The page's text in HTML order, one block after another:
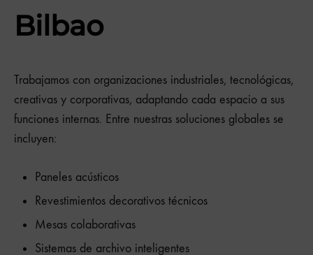
Bilbao
Trabajamos con organizaciones industriales, tecnológicas,
creativas y corporativas, adaptando cada espacio a sus
funciones internas. Entre nuestras soluciones globales se
incluyen:
Paneles acústicos
Revestimientos decorativos técnicos
Mesas colaborativas
Sistemas de archivo inteligentes